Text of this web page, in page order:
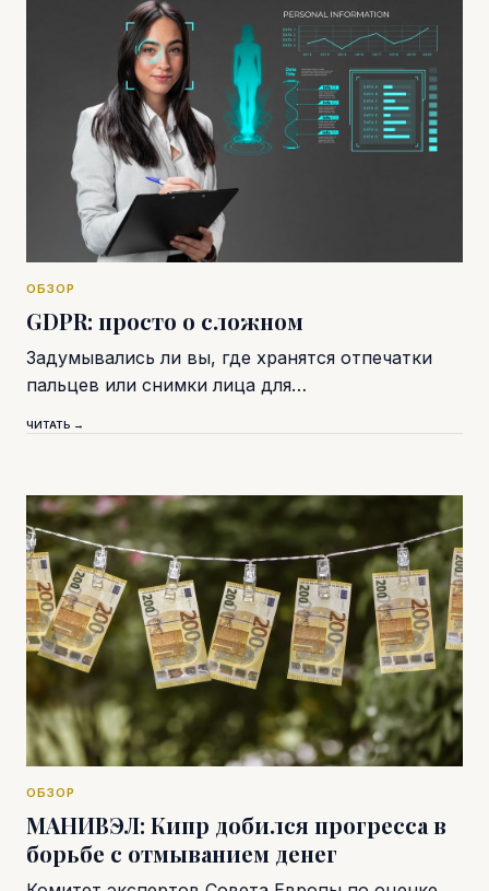
ОБЗОР
GDPR: просто о сложном
Задумывались ли вы, где хранятся отпечатки
пальцев или снимки лица для…
ЧИТАТЬ →
ОБЗОР
МАНИВЭЛ: Кипр добился прогресса в
борьбе с отмыванием денег